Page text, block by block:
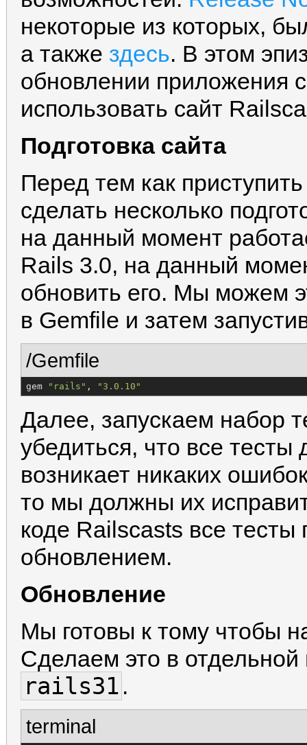
некоторые из которых,
а также здесь. В этом
обновлении приложения
использовать сайт
Подготовка сайта
Перед тем как
сделать несколько
на данный момент
Rails 3.0, на данный
обновить его. Мы можем
в Gemfile и затем
/Gemfile
gem " rails " , " 3.0.10 "
Далее, запускаем набор
убедиться, что все тесты
возникает никаких
то мы должны их
коде Railscasts все
обновлением.
Обновление
Мы готовы к тому чтобы
Сделаем это в отдельной
rails31 .
terminal